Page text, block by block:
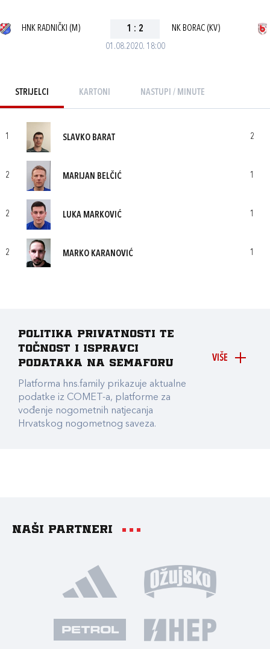
01.08.2020. 18:00
HNK RADNIČKI (M) 1 : 2 NK BORAC (KV)
STRIJELCI KARTONI NASTUPI / MINUTE
1 SLAVKO BARAT 2
2 MARIJAN BELČIĆ 1
2 LUKA MARKOVIĆ 1
2 MARKO KARANOVIĆ 1
VIŠE
Politika privatnosti te
točnost i ispravci
podataka na Semaforu
Platforma hns.family prikazuje aktualne
podatke iz COMET-a, platforme za
vođenje nogometnih natjecanja
Hrvatskog nogometnog saveza.
Naši partneri